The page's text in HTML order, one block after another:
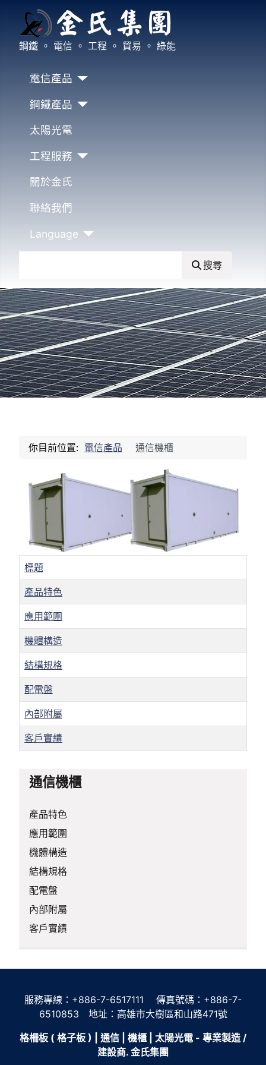
鋼鐵 。 電信 。 工程 。 貿易 。 綠能
電信產品
鋼鐵產品
太陽光電
工程服務
關於金氏
聯絡我們
Language
搜尋
你目前位置: 電信產品 通信機櫃
標題
產品特色
應用範圍
機體構造
結構規格
配電盤
內部附屬
客戶實績
通信機櫃
產品特色
應用範圍
機體構造
結構規格
配電盤
內部附屬
客戶實績
服務專線：+886-7-6517111 傳真號碼：+886-7-
6510853 地址：高雄市大樹區和山路471號
格柵板 ( 格子板 ) | 通信 | 機櫃 | 太陽光電 - 專業製造 /
建設商. 金氏集團